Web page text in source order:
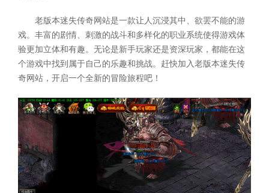
老版本迷失传奇网站是一款让人沉浸其中、欲罢不能的游
戏。丰富的剧情、刺激的战斗和多样化的职业系统使得游戏体
验更加立体和有趣。无论是新手玩家还是资深玩家，都能在这
个游戏中找到属于自己的乐趣和挑战。赶快加入老版本迷失传
奇网站，开启一个全新的冒险旅程吧！